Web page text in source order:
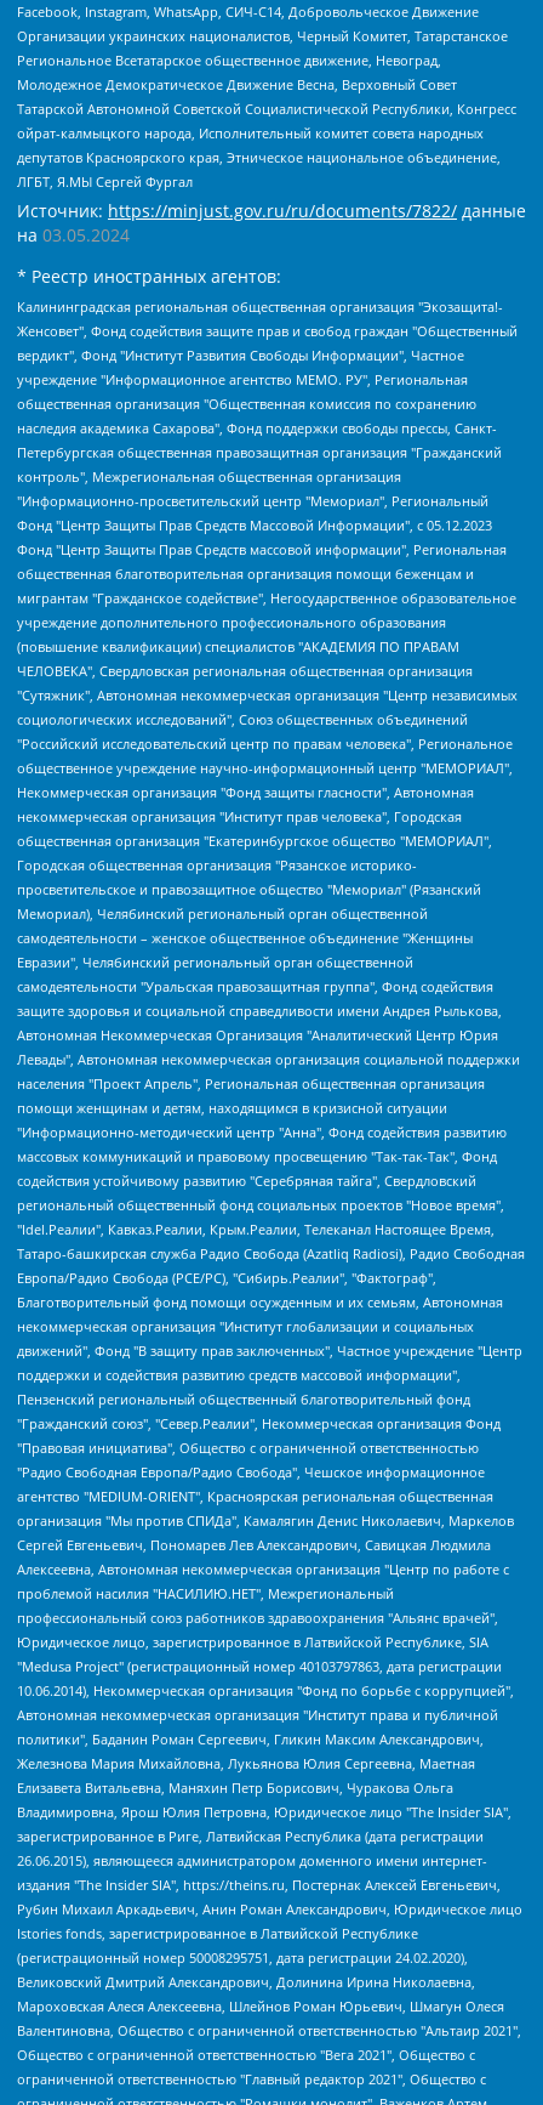
Facebook, Instagram, WhatsApp, СИЧ-С14, Добровольческое Движение
Организации украинских националистов, Черный Комитет, Татарстанское
Региональное Всетатарское общественное движение, Невоград,
Молодежное Демократическое Движение Весна, Верховный Совет
Татарской Автономной Советской Социалистической Республики, Конгресс
ойрат-калмыцкого народа, Исполнительный комитет совета народных
депутатов Красноярского края, Этническое национальное объединение,
ЛГБТ, Я.МЫ Сергей Фургал
Источник: https://minjust.gov.ru/ru/documents/7822/ данные
на 03.05.2024
* Реестр иностранных агентов:
Калининградская региональная общественная организация "Экозащита!-Женсовет", Фонд содействия защите прав и свобод граждан "Общественный вердикт", Фонд "Институт Развития Свободы Информации", Частное учреждение "Информационное агентство МЕМО. РУ", Региональная общественная организация "Общественная комиссия по сохранению наследия академика Сахарова", Фонд поддержки свободы прессы, Санкт-Петербургская общественная правозащитная организация "Гражданский контроль", Межрегиональная общественная организация "Информационно-просветительский центр "Мемориал", Региональный Фонд "Центр Защиты Прав Средств Массовой Информации", с 05.12.2023 Фонд "Центр Защиты Прав Средств массовой информации", Региональная общественная благотворительная организация помощи беженцам и мигрантам "Гражданское содействие", Негосударственное образовательное учреждение дополнительного профессионального образования (повышение квалификации) специалистов "АКАДЕМИЯ ПО ПРАВАМ ЧЕЛОВЕКА", Свердловская региональная общественная организация "Сутяжник", Автономная некоммерческая организация "Центр независимых социологических исследований", Союз общественных объединений "Российский исследовательский центр по правам человека", Региональное общественное учреждение научно-информационный центр "МЕМОРИАЛ", Некоммерческая организация "Фонд защиты гласности", Автономная некоммерческая организация "Институт прав человека", Городская общественная организация "Екатеринбургское общество "МЕМОРИАЛ", Городская общественная организация "Рязанское историко-просветительское и правозащитное общество "Мемориал" (Рязанский Мемориал), Челябинский региональный орган общественной самодеятельности – женское общественное объединение "Женщины Евразии", Челябинский региональный орган общественной самодеятельности "Уральская правозащитная группа", Фонд содействия защите здоровья и социальной справедливости имени Андрея Рылькова, Автономная Некоммерческая Организация "Аналитический Центр Юрия Левады", Автономная некоммерческая организация социальной поддержки населения "Проект Апрель", Региональная общественная организация помощи женщинам и детям, находящимся в кризисной ситуации "Информационно-методический центр "Анна", Фонд содействия развитию массовых коммуникаций и правовому просвещению "Так-так-Так", Фонд содействия устойчивому развитию "Серебряная тайга", Свердловский региональный общественный фонд социальных проектов "Новое время", "Idel.Реалии", Кавказ.Реалии, Крым.Реалии, Телеканал Настоящее Время, Татаро-башкирская служба Радио Свобода (Azatliq Radiosi), Радио Свободная Европа/Радио Свобода (PCE/PC), "Сибирь.Реалии", "Фактограф", Благотворительный фонд помощи осужденным и их семьям, Автономная некоммерческая организация "Институт глобализации и социальных движений", Фонд "В защиту прав заключенных", Частное учреждение "Центр поддержки и содействия развитию средств массовой информации", Пензенский региональный общественный благотворительный фонд "Гражданский союз", "Север.Реалии", Некоммерческая организация Фонд "Правовая инициатива", Общество с ограниченной ответственностью "Радио Свободная Европа/Радио Свобода", Чешское информационное агентство "MEDIUM-ORIENT", Красноярская региональная общественная организация "Мы против СПИДа", Камалягин Денис Николаевич, Маркелов Сергей Евгеньевич, Пономарев Лев Александрович, Савицкая Людмила Алексеевна, Автономная некоммерческая организация "Центр по работе с проблемой насилия "НАСИЛИЮ.НЕТ", Межрегиональный профессиональный союз работников здравоохранения "Альянс врачей", Юридическое лицо, зарегистрированное в Латвийской Республике, SIA "Medusa Project" (регистрационный номер 40103797863, дата регистрации 10.06.2014), Некоммерческая организация "Фонд по борьбе с коррупцией", Автономная некоммерческая организация "Институт права и публичной политики", Баданин Роман Сергеевич, Гликин Максим Александрович, Железнова Мария Михайловна, Лукьянова Юлия Сергеевна, Маетная Елизавета Витальевна, Маняхин Петр Борисович, Чуракова Ольга Владимировна, Ярош Юлия Петровна, Юридическое лицо "The Insider SIA", зарегистрированное в Риге, Латвийская Республика (дата регистрации 26.06.2015), являющееся администратором доменного имени интернет-издания "The Insider SIA", https://theins.ru, Постернак Алексей Евгеньевич, Рубин Михаил Аркадьевич, Анин Роман Александрович, Юридическое лицо Istories fonds, зарегистрированное в Латвийской Республике (регистрационный номер 50008295751, дата регистрации 24.02.2020), Великовский Дмитрий Александрович, Долинина Ирина Николаевна, Мароховская Алеся Алексеевна, Шлейнов Роман Юрьевич, Шмагун Олеся Валентиновна, Общество с ограниченной ответственностью "Альтаир 2021", Общество с ограниченной ответственностью "Вега 2021", Общество с ограниченной ответственностью "Главный редактор 2021", Общество с ограниченной ответственностью "Ромашки монолит", Важенков Артем Валерьевич, Ивановская областная общественная организация "Центр гендерных исследований", Гурман Юрий Альбертович, Медиапроект "ОВД-Инфо", Егоров Владимир Владимирович, Жилинский Владимир Александрович, Общество с ограниченной ответственностью "ЗП", Иванова София Юрьевна, Карезина Инна Павловна, Кильтау Екатерина Викторовна, Петров Алексей Викторович, Пискунов Сергей Евгеньевич, Смирнов Сергей Сергеевич, Тихонов Михаил Сергеевич, Общество с ограниченной ответственностью "ЖУРНАЛИСТ-ИНОСТРАННЫЙ АГЕНТ", Арапова Галина Юрьевна, Вольтская Татьяна Анатольевна, Американская компания "Mason G.E.S. Anonymous Foundation" (США), являющаяся владельцем интернет-издания https://mnews.world/, Компания "Stichting Bellingcat", зарегистрированная в Нидерландах (дата регистрации 11.07.2018), Захаров Андрей Вячеславович, Клепиковская Екатерина Дмитриевна, Общество с ограниченной ответственностью "МЕМО", Перл Роман Александрович, Симонов Евгений Алексеевич, Соловьева Елена Анатольевна, Сотников Даниил Владимирович, Сурначева Елизавета Дмитриевна, Автономная некоммерческая организация по защите прав человека и информированию населения "Якутия – Наше Мнение", Общество с ограниченной ответственностью "Москоу диджитал медиа", с 26.01.2023 Общество с ограниченной ответственностью "Чайка Белые сады", Ветошкина Валерия Валерьевна, Заговора Максим Александрович, Межрегиональное общественное движение "Российская ЛГБТ - сеть", Оленичев Максим Владимирович, Павлов Иван Юрьевич, Скворцова Елена Сергеевна, Общество с ограниченной ответственностью "Как бы инагент", Кочетков Игорь Викторович, Общество с ограниченной ответственностью "Честные выборы", Еланчик Олег Александрович, Общество с ограниченной ответственностью "Нобелевский призыв", Гималова Регина Эмилевна, Григорьев Андрей Валерьевич, Григорьева Алина Александровна, Ассоциация по содействию защите прав призывников, альтернативнослужащих и военнослужащих "Правозащитная группа "Гражданин.Армия.Право", Хисамова Регина Фаритовна, Автономная некоммерческая организация по реализации социально-правовых программ "Лилит", Дальневосточное общественное движение "Маяк", Санкт-Петербургская ЛГБТ-инициативная группа "Выход", Инициативная группа ЛГБТ+ "Реверс", Алексеев Андрей Викторович, Бекбулатова Таисия Львовна, Беляев Иван Михайлович, Владыкина Елена Сергеевна, Гельман Марат Александрович, Никульшина Вероника Юрьевна, Толоконникова Надежда Андреевна, Шендерович Виктор Анатольевич, Общество с ограниченной ответственностью "Данное сообщение", Общество с ограниченной ответственностью Издательский дом "Новая глава", Айнбиндер Александра Александровна, Московский комьюнити-центр для ЛГБТ+инициатив, Благотворительный фонд развития филантропии, Deutsche Welle (Германия, Kurt-Schumacher-Strasse 3, 53113 Bonn), Борзунова Мария Михайловна, Воробьев Виктор Викторович, Голубева Анна Львовна, Константинова Алла Михайловна, Малкова Ирина Владимировна, Мурадов Мурад Абдулгалимович, Осетинская Елизавета Николаевна, Понасенков Евгений Николаевич, Ганапольский Матвей Юрьевич, Киселев Евгений Алексеевич, Борухович Ирина Григорьевна, Дремин Иван Тимофеевич, Дубровский Дмитрий Викторович, Красноярская региональная общественная организация поддержки и развития альтернативных образовательных технологий и межкультурных коммуникаций "ИНТЕРРА", Маяковская Екатерина Алексеевна, Фейгин Марк Захарович, Филимонов Андрей Викторович, Дзугкоева Регина Николаевна, Доброхотов Роман Александрович, Дудь Юрий Александрович, Елкин Сергей Владимирович, Кругликов Кирилл Игоревич, Сабунаева Мария Леонидовна, Семенов Алексей Владимирович, Шаинян Карен Багратович, Шульман Екатерина Михайловна, Асафьев Артур Валерьевич, Вахштайн Виктор Семенович, Венедиктов Алексей Алексеевич, Лушникова Екатерина Евгеньевна, Волков Леонид Михайлович, Невзоров Александр Глебович, Пархоменко Сергей Борисович, Сироткин Ярослав Николаевич, Кара-Мурза Владимир Владимирович, Баранова Наталья Владимировна, Гозман Леонид Яковлевич, Кагарлицкий Борис Юльевич, Климарев Михаил Валерьевич, Милов Владимир Станиславович, Автономная некоммерческая организация Краснодарский центр современного искусства "Типография", Моргенштерн Алишер Тагирович, Соболь Любовь Эдуардовна, Общество с ограниченной ответственностью "ЛИЗА НОРМ", Каспаров Гарри Кимович, Ходорковский Михаил Борисович, Общество с ограниченной ответственностью "Апрельские тезисы", Данилович Ирина Брониславовна, Кашин Олег Владимирович, Петров Николай Владимирович, Пивоваров Алексей Владимирович, Соколов Михаил Владимирович, Цветкова Юлия Владимировна, Чичваркин Евгений Александрович, Комитет против пыток/Команда против пыток, Общество с ограниченной ответственностью "Первый научный", Общество с ограниченной ответственностью "Вертолет и ко", Белоцерковская Вероника Борисовна, Кац Максим Евгеньевич, Лазарева Татьяна Юрьевна, Шаведдинов Руслан Табризович, Яшин Илья Валерьевич, Общество с ограниченной ответственностью "Иноагент ААВ", Алешковский Дмитрий Петрович, Альбац Евгения Марковна, Быков Дмитрий Львович, Галямина Юлия Евгеньевна, Лойко Сергей Леонидович, Мартынов Кирилл Константинович, Медведев Сергей Александрович, Крашенинников Федор Геннадиевич, Гордеева Катерина Вл